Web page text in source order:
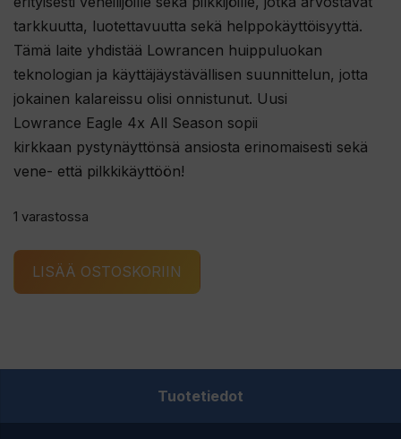
tarkkuutta, luotettavuutta sekä helppokäyttöisyyttä.
Tämä laite yhdistää Lowrancen huippuluokan
teknologian ja käyttäjäystävällisen suunnittelun, jotta
jokainen kalareissu olisi onnistunut. Uusi
Lowrance Eagle 4x All Season sopii
kirkkaan pystynäyttönsä ansiosta erinomaisesti sekä
vene- että pilkkikäyttöön!
1 varastossa
Lowrance
Eagle
LISÄÄ OSTOSKORIIN
Tuotetiedot